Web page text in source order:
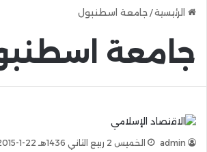
الرئيسية/ جامعة اسطنبول
جامعة
admin الخميس 2 ربيع الثاني 1436هـ 22-1-2015م